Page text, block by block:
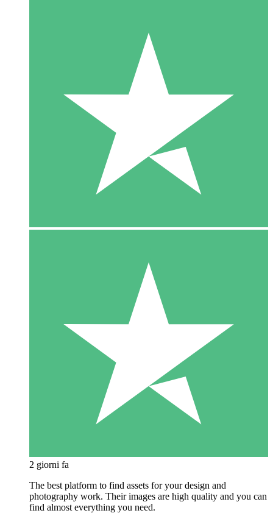
2 giorni fa
The best platform to find assets for your design and
photography work. Their images are high quality and you can
find almost everything you need.